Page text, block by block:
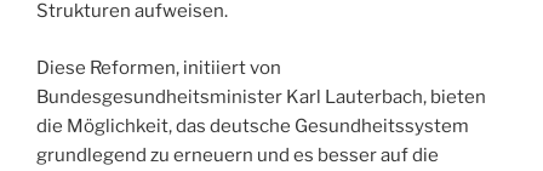
Strukturen aufweisen.
Diese Reformen, initiiert von
Bundesgesundheitsminister Karl Lauterbach, bieten
die Möglichkeit, das deutsche Gesundheitssystem
grundlegend zu erneuern und es besser auf die